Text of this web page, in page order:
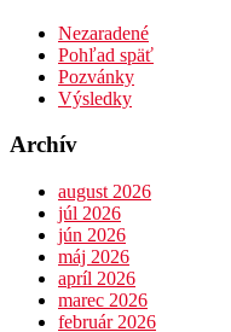
Nezaradené
Pohľad späť
Pozvánky
Výsledky
Archív
august 2026
júl 2026
jún 2026
máj 2026
apríl 2026
marec 2026
február 2026